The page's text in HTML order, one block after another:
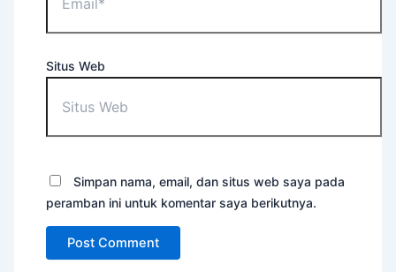
Situs Web
Simpan nama, email, dan situs web saya pada
peramban ini untuk komentar saya berikutnya.